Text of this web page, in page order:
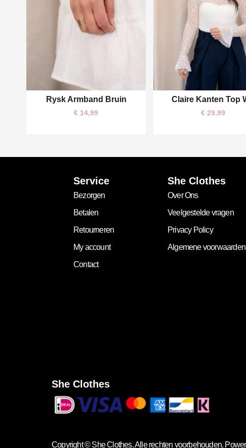
One size
Rysk Armband Bruin
€ 14,99
M/L S/M
Claire Kanten Top
€ 29,99
Service
Bezorgen
Betalen
Retourneren
My account
Contact
She Clothes
Over Ons
Veelgestelde vragen
Privacy Policy
Algemene voorwaarden
She Clothes
Copyright ©She Clothes. Alle rechten voorbehouden.